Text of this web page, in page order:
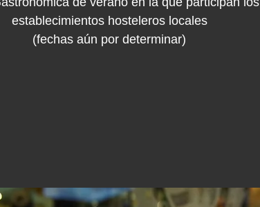
establecimientos hosteleros locales
(fechas aún por determinar)